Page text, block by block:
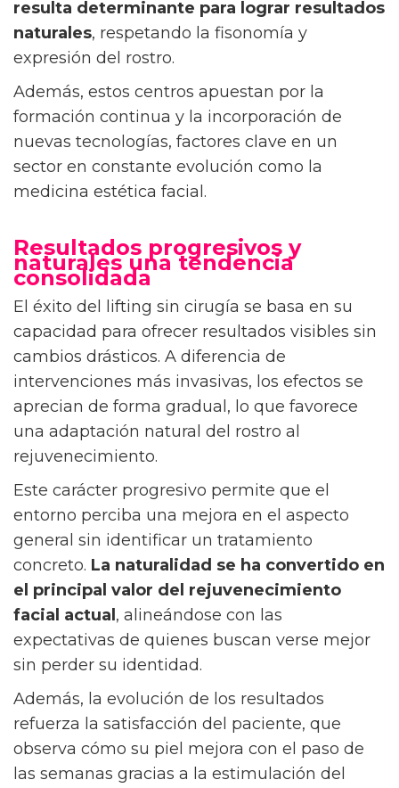
resulta determinante para lograr resultados
naturales, respetando la fisonomía y
expresión del rostro.
Además, estos centros apuestan por la
formación continua y la incorporación de
nuevas tecnologías, factores clave en un
sector en constante evolución como la
medicina estética facial.
Resultados progresivos y
naturales una tendencia
consolidada
El éxito del lifting sin cirugía se basa en su
capacidad para ofrecer resultados visibles sin
cambios drásticos. A diferencia de
intervenciones más invasivas, los efectos se
aprecian de forma gradual, lo que favorece
una adaptación natural del rostro al
rejuvenecimiento.
Este carácter progresivo permite que el
entorno perciba una mejora en el aspecto
general sin identificar un tratamiento
concreto. La naturalidad se ha convertido en
el principal valor del rejuvenecimiento
facial actual , alineándose con las
expectativas de quienes buscan verse mejor
sin perder su identidad.
Además, la evolución de los resultados
refuerza la satisfacción del paciente, que
observa cómo su piel mejora con el paso de
las semanas gracias a la estimulación del